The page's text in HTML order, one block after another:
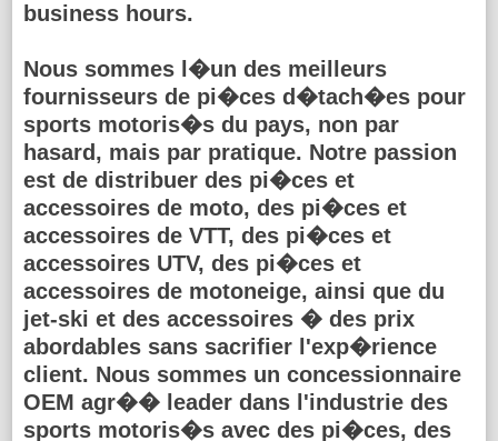
business hours.
Nous sommes l�un des meilleurs
fournisseurs de pi�ces d�tach�es pour
sports motoris�s du pays, non par
hasard, mais par pratique. Notre passion
est de distribuer des pi�ces et
accessoires de moto, des pi�ces et
accessoires de VTT, des pi�ces et
accessoires UTV, des pi�ces et
accessoires de motoneige, ainsi que du
jet-ski et des accessoires � des prix
abordables sans sacrifier l'exp�rience
client. Nous sommes un concessionnaire
OEM agr�� leader dans l'industrie des
sports motoris�s avec des pi�ces, des